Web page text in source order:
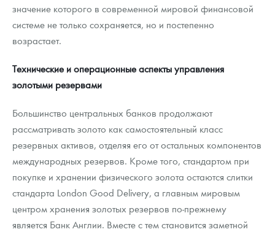
значение которого в современной мировой финансовой
системе не только сохраняется, но и постепенно
возрастает.
Технические и операционные аспекты управления
золотыми резервами
Большинство центральных банков продолжают
рассматривать золото как самостоятельный класс
резервных активов, отделяя его от остальных компонентов
международных резервов. Кроме того, стандартом при
покупке и хранении физического золота остаются слитки
стандарта London Good Delivery, а главным мировым
центром хранения золотых резервов по-прежнему
является Банк Англии. Вместе с тем становится заметной